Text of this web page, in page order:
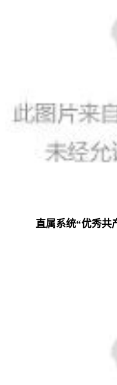
直属系统“优秀共